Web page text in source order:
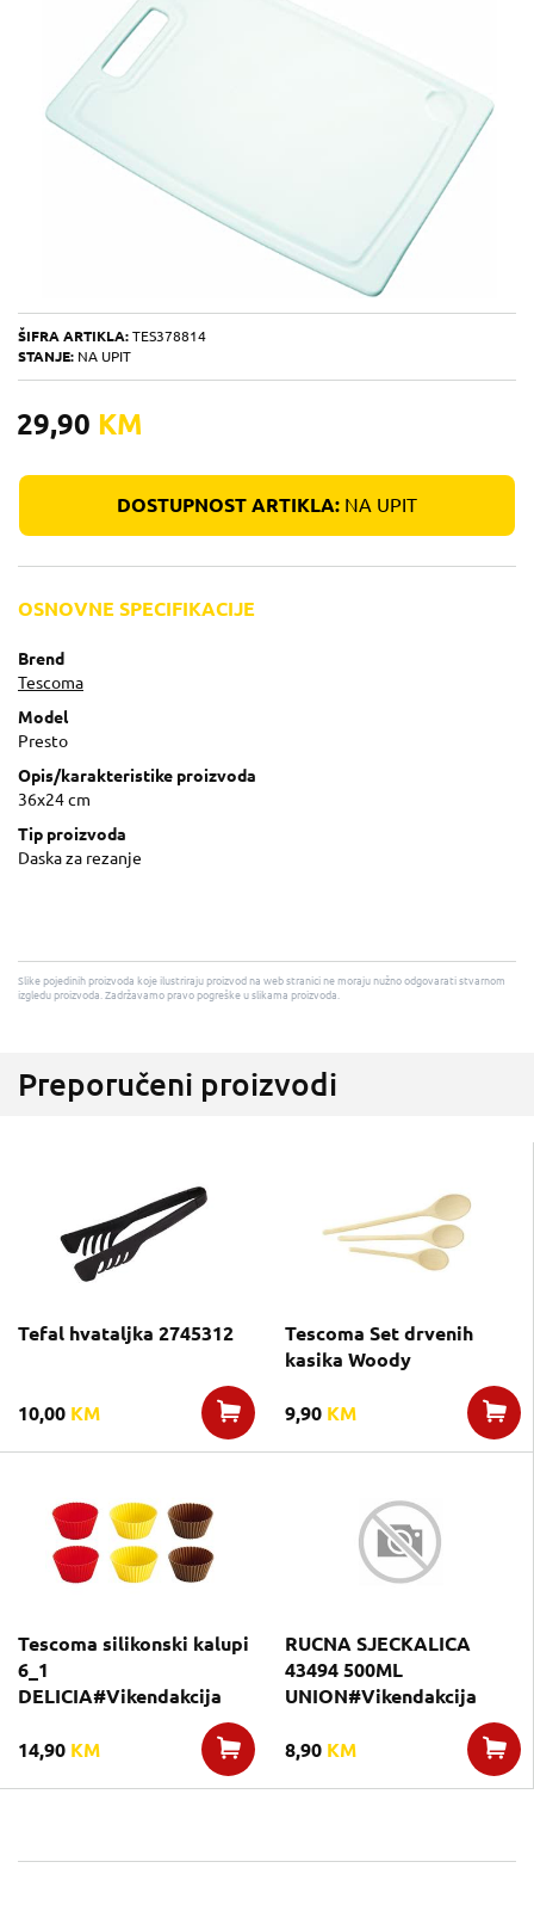
ŠIFRA ARTIKLA: TES378814
STANJE: NA UPIT
29,90 KM
DOSTUPNOST ARTIKLA: NA UPIT
OSNOVNE SPECIFIKACIJE
Brend
Tescoma
Model
Presto
Opis/karakteristike proizvoda
36x24 cm
Tip proizvoda
Daska za rezanje
Slike pojedinih proizvoda koje ilustriraju proizvod na web stranici ne moraju nužno odgovarati stvarnom
izgledu proizvoda. Zadržavamo pravo pogreške u slikama proizvoda.
Preporučeni proizvodi
Tefal hvataljka 2745312
10,00 KM
Tescoma Set drvenih
kasika Woody
9,90 KM
Tescoma silikonski kalupi
6_1
DELICIA#Vikendakcija
14,90 KM
RUCNA SJECKALICA
43494 500ML
UNION#Vikendakcija
8,90 KM